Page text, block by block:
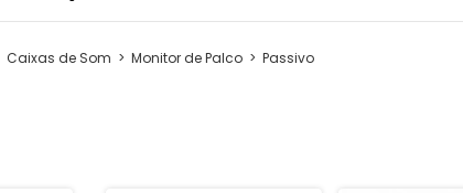
Caixas de Som > Monitor de Palco > Passivo